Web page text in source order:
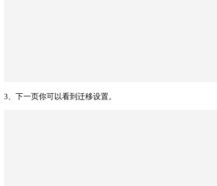
3、下一页你可以看到迁移设置。